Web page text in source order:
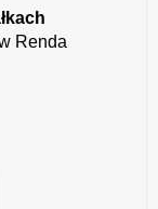
Renda